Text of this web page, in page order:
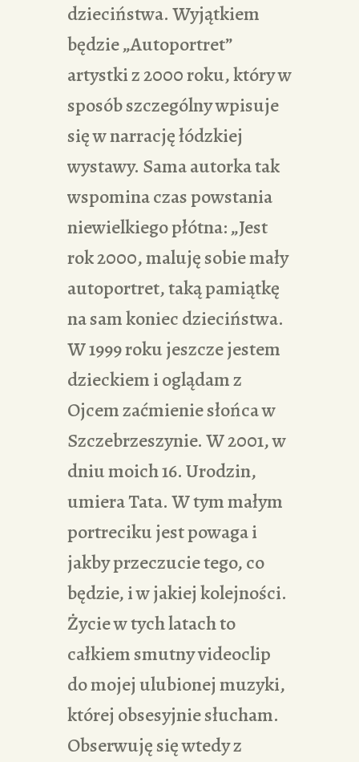
dzieciństwa. Wyjątkiem
będzie „Autoportret”
artystki z 2000 roku, który w
sposób szczególny wpisuje
się w narrację łódzkiej
wystawy. Sama autorka tak
wspomina czas powstania
niewielkiego płótna: „Jest
rok 2000, maluję sobie mały
autoportret, taką pamiątkę
na sam koniec dzieciństwa.
W 1999 roku jeszcze jestem
dzieckiem i oglądam z
Ojcem zaćmienie słońca w
Szczebrzeszynie. W 2001, w
dniu moich 16. Urodzin,
umiera Tata. W tym małym
portreciku jest powaga i
jakby przeczucie tego, co
będzie, i w jakiej kolejności.
Życie w tych latach to
całkiem smutny videoclip
do mojej ulubionej muzyki,
której obsesyjnie słucham.
Obserwuję się wtedy z